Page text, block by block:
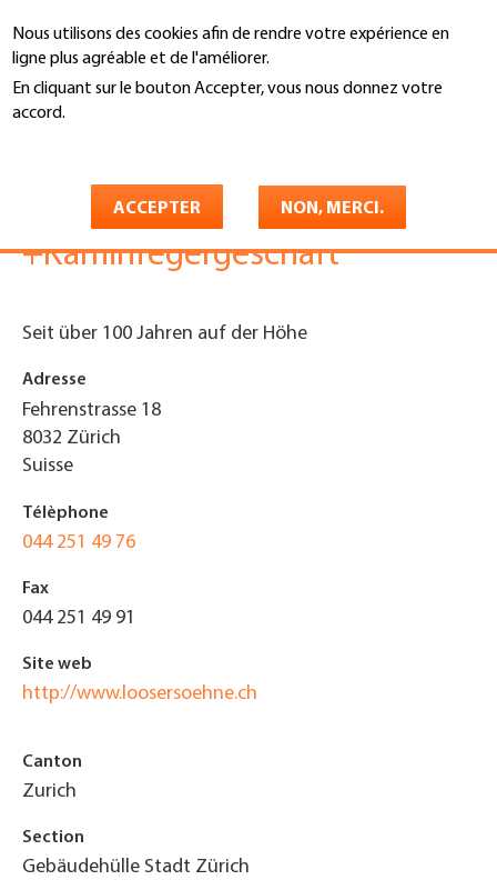
Nous utilisons des cookies afin de rendre votre expérience en
ligne plus agréable et de l'améliorer.
En cliquant sur le bouton Accepter, vous nous donnez votre
accord.
ACCEPTER NON, MERCI.
au
contenu
principal
Recherche
You
Dachdecker-
+Kaminfegergeschäft
Seit über 100 Jahren auf der Höhe
Adresse
Fehrenstrasse 18
8032 Zürich
Suisse
Télèphone
044 251 49 76
Fax
044 251 49 91
Site web
http://www.loosersoehne.ch
Canton
Zurich
Section
Gebäudehülle Stadt Zürich